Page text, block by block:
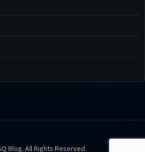
Blog. All Rights Reserved.